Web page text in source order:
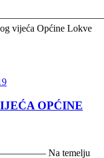
vijeća Općine Lokve
OPĆINE
Na temelju